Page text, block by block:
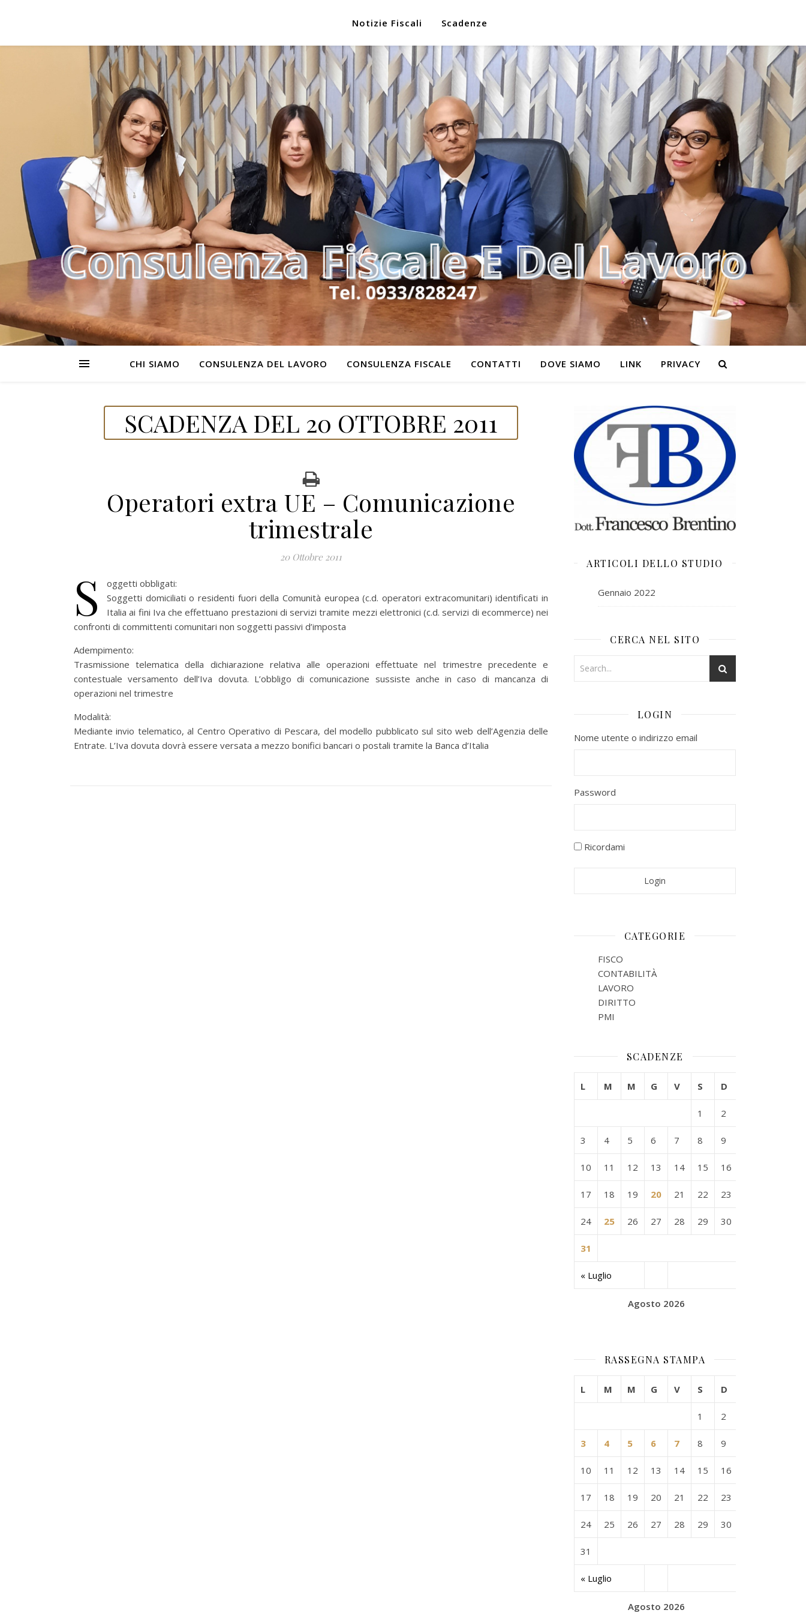
Notizie Fiscali Scadenze
CHI SIAMO CONSULENZA DEL LAVORO CONSULENZA FISCALE CONTATTI DOVE SIAMO LINK PRIVACY
SCADENZA DEL 20 OTTOBRE 2011
Operatori extra UE – Comunicazione
trimestrale
20 Ottobre 2011
S
oggetti obbligati:
Soggetti domiciliati o residenti fuori della Comunità europea (c.d. operatori extracomunitari) identificati in
Italia ai fini Iva che effettuano prestazioni di servizi tramite mezzi elettronici (c.d. servizi di ecommerce) nei
confronti di committenti comunitari non soggetti passivi d’imposta
Adempimento:
Trasmissione telematica della dichiarazione relativa alle operazioni effettuate nel trimestre precedente e
contestuale versamento dell’Iva dovuta. L’obbligo di comunicazione sussiste anche in caso di mancanza di
operazioni nel trimestre
Modalità:
Mediante invio telematico, al Centro Operativo di Pescara, del modello pubblicato sul sito web dell’Agenzia delle
Entrate. L’Iva dovuta dovrà essere versata a mezzo bonifici bancari o postali tramite la Banca d’Italia
ARTICOLI DELLO STUDIO
Gennaio 2022
CERCA NEL SITO
LOGIN
Nome utente o indirizzo email
Password
Ricordami
CATEGORIE
FISCO
CONTABILITÀ
LAVORO
DIRITTO
PMI
SCADENZE
Agosto 2026
L M M G V S D
« Luglio
1 2
3 4 5 6 7 8 9
10 11 12 13 14 15 16
17 18 19 20 21 22 23
24 25 26 27 28 29 30
31
RASSEGNA STAMPA
Agosto 2026
L M M G V S D
« Luglio
1 2
3 4 5 6 7 8 9
10 11 12 13 14 15 16
17 18 19 20 21 22 23
24 25 26 27 28 29 30
31